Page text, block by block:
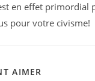
en effet primordial
pour votre civisme!
AIMER